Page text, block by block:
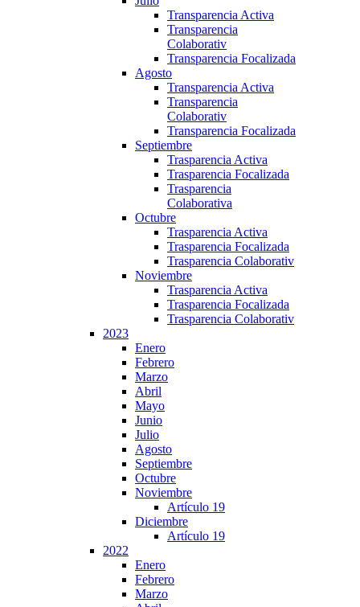
Transparencia Activa
Transparencia
Colaborativ
Transparencia Focalizada
Agosto
Transparencia Activa
Transparencia
Colaborativ
Transparencia Focalizada
Septiembre
Trasparencia Activa
Trasparencia Focalizada
Trasparencia
Colaborativa
Octubre
Trasparencia Activa
Trasparencia Focalizada
Trasparencia Colaborativ
Noviembre
Trasparencia Activa
Trasparencia Focalizada
Trasparencia Colaborativ
2023
Enero
Febrero
Marzo
Abril
Mayo
Junio
Julio
Agosto
Septiembre
Octubre
Noviembre
Artículo 19
Diciembre
Artículo 19
2022
Enero
Febrero
Marzo